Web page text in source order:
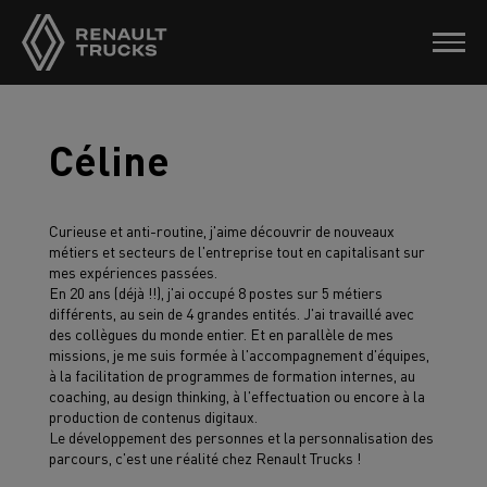
Céline
Curieuse et anti-routine, j'aime découvrir de nouveaux
métiers et secteurs de l'entreprise tout en capitalisant sur
mes expériences passées.
En 20 ans (déjà !!), j'ai occupé 8 postes sur 5 métiers
différents, au sein de 4 grandes entités. J'ai travaillé avec
des collègues du monde entier. Et en parallèle de mes
missions, je me suis formée à l'accompagnement d'équipes,
à la facilitation de programmes de formation internes, au
coaching, au design thinking, à l'effectuation ou encore à la
production de contenus digitaux.
Le développement des personnes et la personnalisation des
parcours, c'est une réalité chez Renault Trucks !